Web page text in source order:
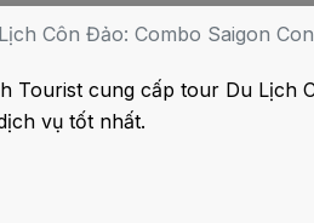
Côn Đảo: Combo Saigon
Tourist cung cấp tour Du Lịch
vụ tốt nhất.